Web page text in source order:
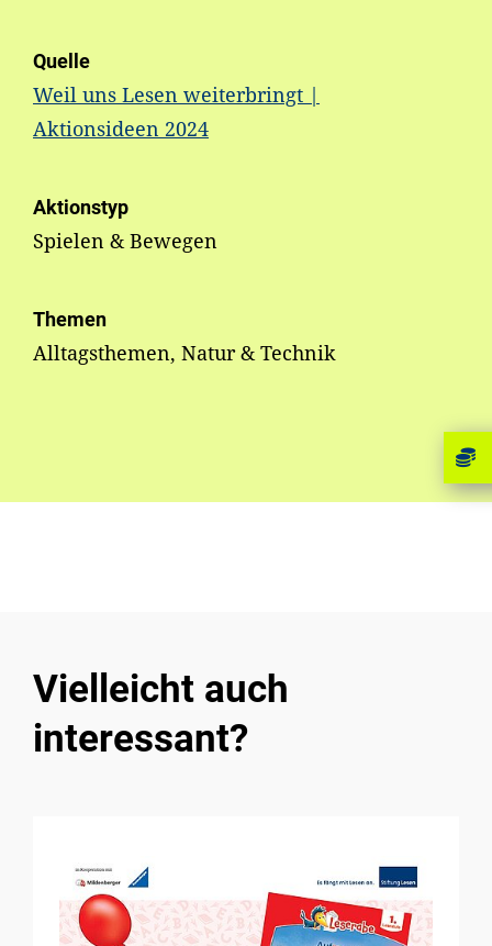
Quelle
Weil uns Lesen weiterbringt |
Aktionsideen 2024
Aktionstyp
Spielen & Bewegen
Themen
Alltagsthemen, Natur & Technik
Vielleicht auch
interessant?